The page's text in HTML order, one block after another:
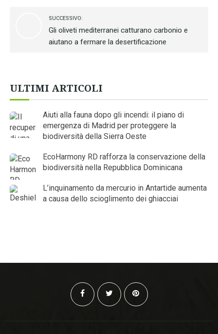
SUCCESSIVO:
Gli oliveti mediterranei catturano carbonio e
aiutano a fermare la desertificazione
ULTIMI ARTICOLI
Aiuti alla fauna dopo gli incendi: il piano di
emergenza di Madrid per proteggere la
biodiversità della Sierra Oeste
EcoHarmony RD rafforza la conservazione della
biodiversità nella Repubblica Dominicana
L’inquinamento da mercurio in Antartide aumenta
a causa dello scioglimento dei ghiacciai